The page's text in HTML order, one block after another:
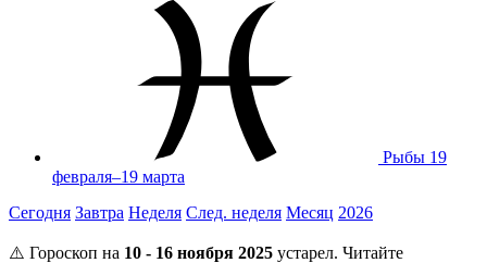
Рыбы 19
февраля–19 марта
Сегодня Завтра Неделя След. неделя Месяц 2026
⚠️ Гороскоп на 10 - 16 ноября 2025 устарел. Читайте